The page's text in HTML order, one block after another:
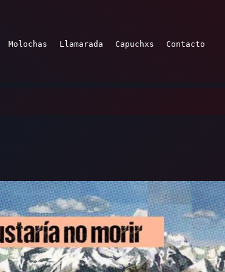
Molochas Llamarada Capuchxs Contacto